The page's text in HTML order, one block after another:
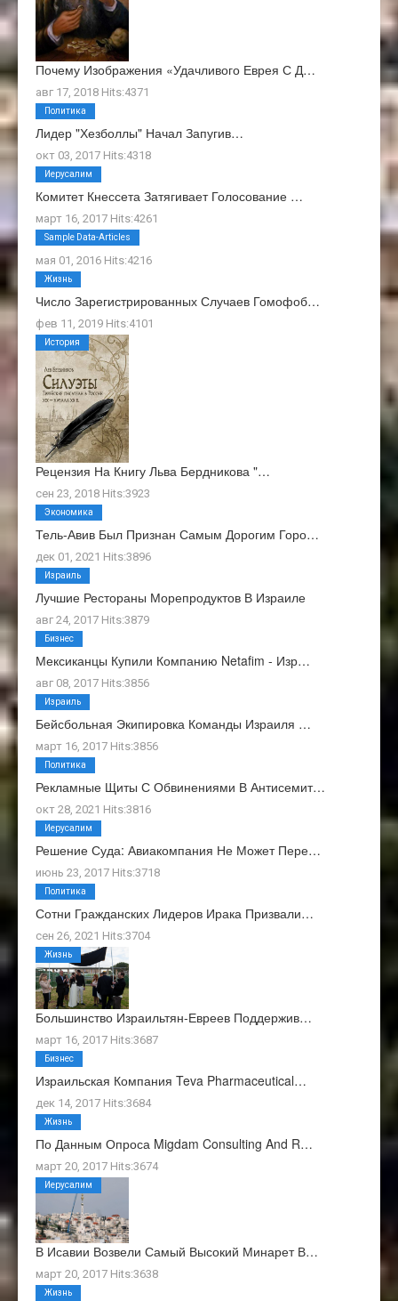
Почему Изображения «Удачливого Еврея С Д…
авг 17, 2018 Hits:4371
Лидер "Хезболлы" Начал Запугив…
окт 03, 2017 Hits:4318
Политика
Комитет Кнессета Затягивает Голосование …
март 16, 2017 Hits:4261
Иерусалим
О Нас
мая 01, 2016 Hits:4216
Sample Data-Articles
Число Зарегистрированных Случаев Гомофоб…
фев 11, 2019 Hits:4101
Жизнь
Рецензия На Книгу Льва Бердникова "…
сен 23, 2018 Hits:3923
История
Тель-Авив Был Признан Самым Дорогим Горо…
дек 01, 2021 Hits:3896
Экономика
Лучшие Рестораны Морепродуктов В Израиле
авг 24, 2017 Hits:3879
Израиль
Мексиканцы Купили Компанию Netafim - Изр…
авг 08, 2017 Hits:3856
Бизнес
Бейсбольная Экипировка Команды Израиля …
март 16, 2017 Hits:3856
Израиль
Рекламные Щиты С Обвинениями В Антисемит…
окт 28, 2021 Hits:3816
Политика
Решение Суда: Авиакомпания Не Может Пере…
июнь 23, 2017 Hits:3718
Иерусалим
Сотни Гражданских Лидеров Ирака Призвали…
сен 26, 2021 Hits:3704
Политика
Большинство Израильтян-Евреев Поддержив…
март 16, 2017 Hits:3687
Жизнь
Израильская Компания Teva Pharmaceutical…
дек 14, 2017 Hits:3684
Бизнес
По Данным Опроса Migdam Consulting And R…
март 20, 2017 Hits:3674
Жизнь
В Исавии Возвели Самый Высокий Минарет В…
март 20, 2017 Hits:3638
Иерусалим
Жизнь